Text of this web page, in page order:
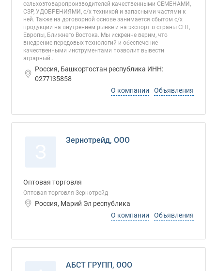
сельхозтоваропроизводителей качественными СЕМЕНАМИ,
СЗР, УДОБРЕНИЯМИ, с/х техникой и запасными частями к
ней. Также на договорной основе занимается сбытом с/х
продукции на внутреннем рынке и на экспорт в страны СНГ,
Европы, Ближнего Востока. Мы искренне верим, что
внедрение передовых технологий и обеспечение
качественными инструментами позволит вывести
аграрный...
Россия, Башкортостан республика ИНН:
0277135858
О компании
Объявления
Зернотрейд, ООО
Оптовая торговля
Оптовая торговля Зернотрейд
Россия, Марий Эл республика
О компании
Объявления
АБСТ ГРУПП, ООО